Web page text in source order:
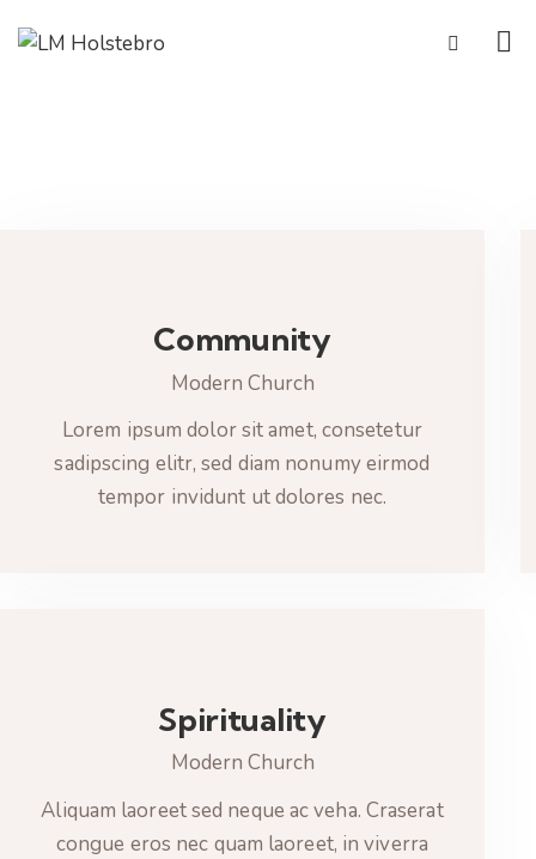
Community
Modern Church
Lorem ipsum dolor sit amet, consetetur
sadipscing elitr, sed diam nonumy eirmod
tempor invidunt ut dolores nec.
Spirituality
Modern Church
Aliquam laoreet sed neque ac veha. Craserat
congue eros nec quam laoreet, in viverra